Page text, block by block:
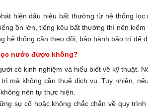
hiện dấu hiệu bất thường từ hệ thống
ồn lớn, tiếng kêu bất thường thì nên kiểm
hệ thống cần theo dõi, bảo hành bảo trì để
nước được không?
có kinh nghiệm và hiểu biết về kỹ thuật.
mà không cần thuê dịch vụ. Tuy nhiên,
nên tự thực hiện.
sự cố hoặc không chắc chắn về quy